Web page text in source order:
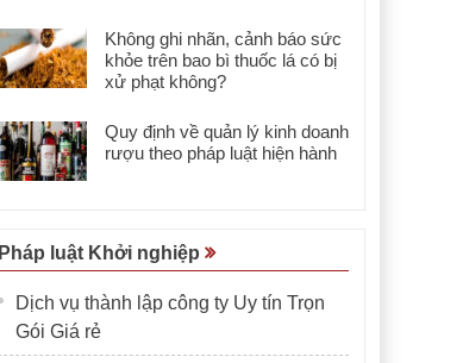
Không ghi nhãn, cảnh báo sức
khỏe trên bao bì thuốc lá có bị
xử phạt không?
Quy định về quản lý kinh doanh
rượu theo pháp luật hiện hành
Pháp luật Khởi nghiệp
Dịch vụ thành lập công ty Uy tín Trọn
Gói Giá rẻ